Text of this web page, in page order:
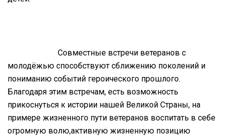
Совместные встречи ветеранов с
молодёжью способствуют сближению поколений и
пониманию событий героического прошлого.
Благодаря этим встречам, есть возможность
прикоснуться к истории нашей Великой Страны, на
примере жизненного пути ветеранов воспитать в себе
огромную волю,активную жизненную позицию